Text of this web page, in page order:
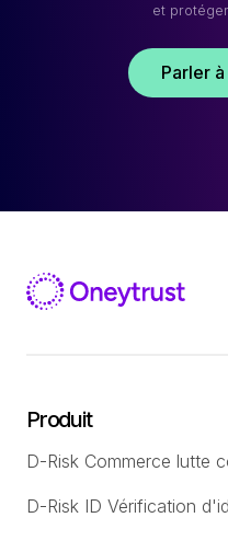
et
Parler
Produit
D-Risk Commerce lutte
D-Risk ID Vérification